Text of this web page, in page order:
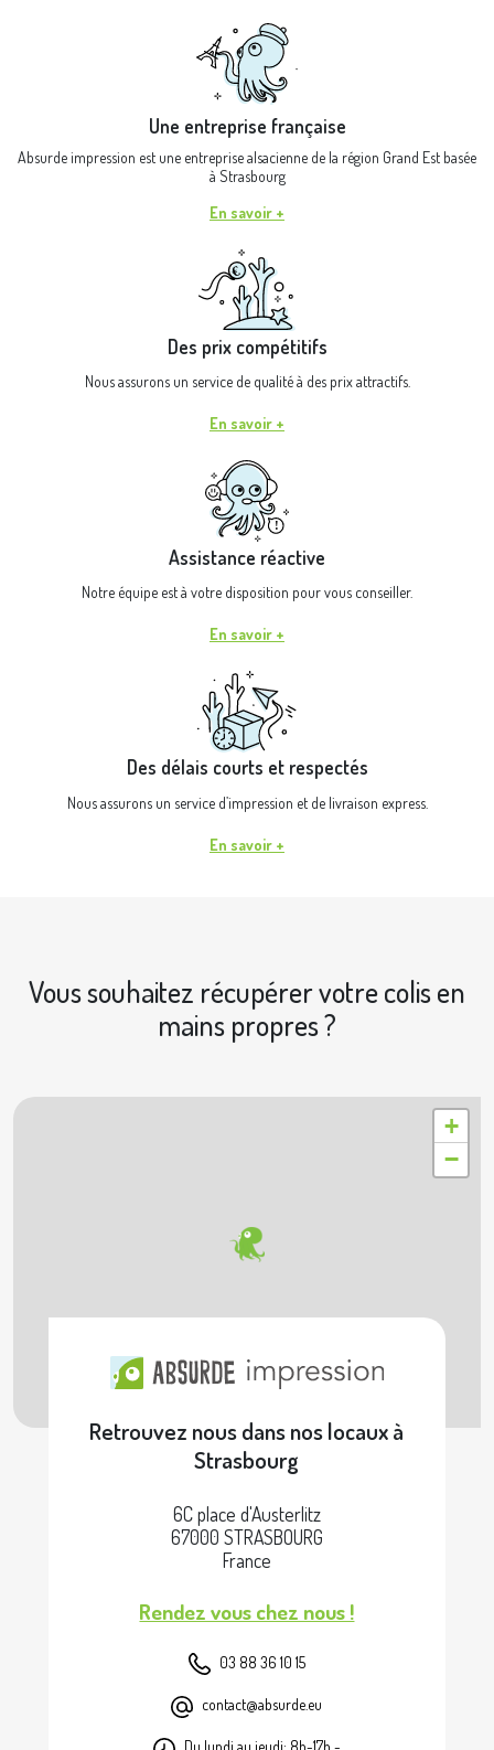
Une entreprise française
Absurde impression est une entreprise alsacienne de la région Grand Est basée
à Strasbourg
En savoir +
Des prix compétitifs
Nous assurons un service de qualité à des prix attractifs.
En savoir +
Assistance réactive
Notre équipe est à votre disposition pour vous conseiller.
En savoir +
Des délais courts et respectés
Nous assurons un service d’impression et de livraison express.
En savoir +
Vous souhaitez récupérer votre colis en
mains propres ?
+
−
Retrouvez nous dans nos locaux à
Strasbourg
6C place d'Austerlitz
67000 STRASBOURG
France
Rendez vous chez nous !
03 88 36 10 15
contact@absurde.eu